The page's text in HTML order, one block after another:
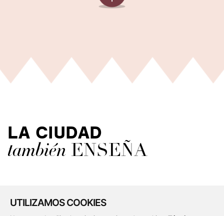
UTILIZAMOS COOKIES
LA CIUDAD
también ENSEÑA